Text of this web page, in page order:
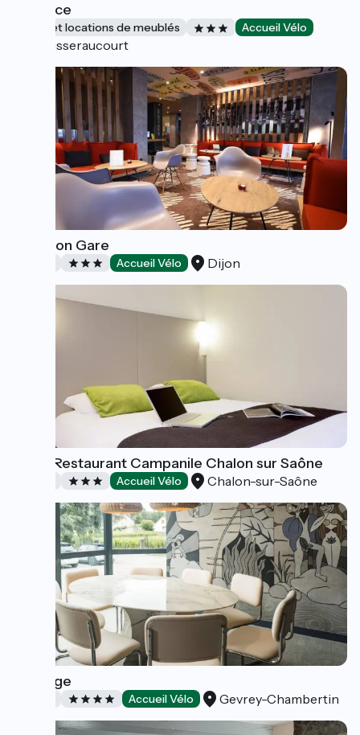
L'espace
Gîtes et locations de meublés Accueil Vélo
Bousseraucourt
Ibis Dijon Gare
Accueil Vélo Dijon
Hôtel Restaurant Campanile Chalon sur Saône
Accueil Vélo Chalon-sur-Saône
Ô Rouge
Accueil Vélo Gevrey-Chambertin